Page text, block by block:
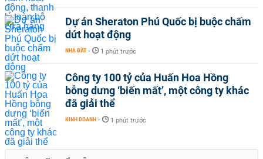
Dự án Sheraton Phú Quốc bị buộc chấm
dứt hoạt động
NHÀ ĐẤT - 1 phút trước
Công ty 100 tỷ của Huấn Hoa Hồng
bỗng dưng ‘biến mất’, một công ty khác
đã giải thể
KINH DOANH - 1 phút trước